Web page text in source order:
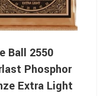
Ball 2550
Phosphor
Extra Light